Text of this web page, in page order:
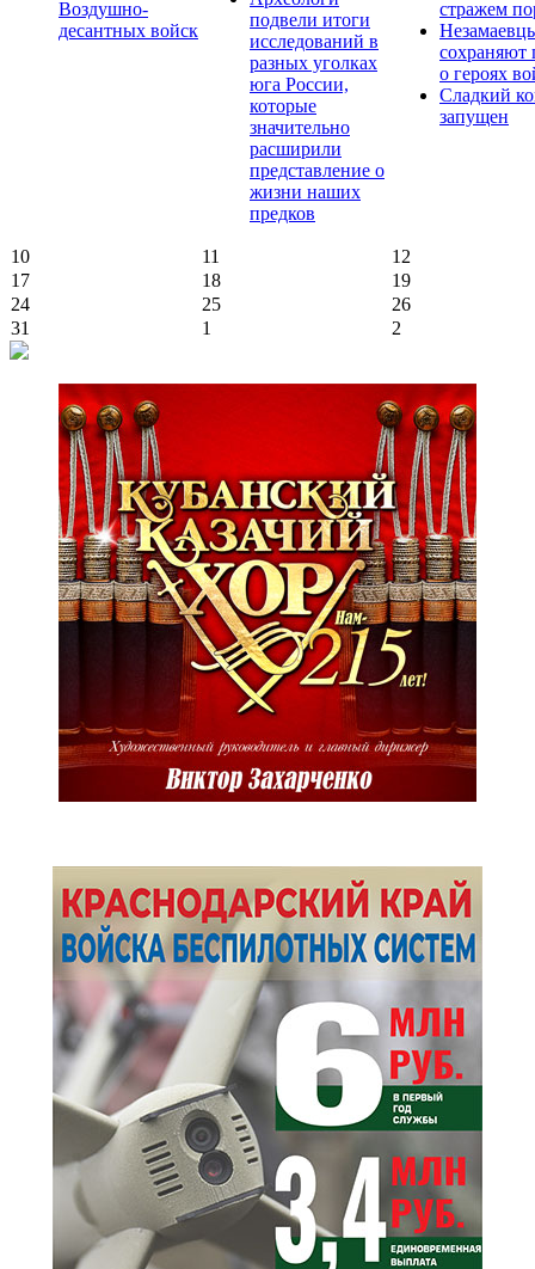
Воздушно-
десантных войск
подвели итоги
исследований в
разных уголках
юга России,
которые
значительно
расширили
представление о
жизни наших
предков
стражем
сохраняют
о героях
Сладкий
запущен
10 11
12
17
18
19
24
25
26
31
1 2